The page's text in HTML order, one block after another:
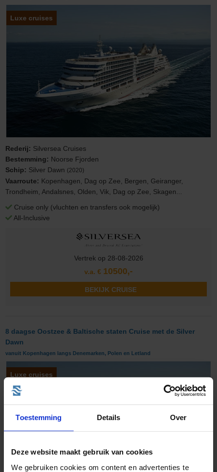
Toestemming Details Over
Deze website maakt gebruik van cookies
We gebruiken cookies om content en advertenties te
Luxe cruises
Rederij: Silversea Cruises
Bestemming: Noorse Fjorden
Schip: Silver Dawn (2020)
Vaarroute: Kopenhagen, Dag op Zee, Bergen, Geiranger,
Trondheim, Andalsnes, Olden, Vik, Dag op Zee, Skagen...
Cruise only (vluchten en transfers ook mogelijk)
All-Inclusive
Vertrek op 28-08-2026
v.a. € 10500,-
BEKIJK CRUISE
8 daagse Oostzee & Baltische staten Cruise met de Silver
Dawn
vanuit Kopenhagen langs Denemarken, Polen en Letland
Luxe cruises